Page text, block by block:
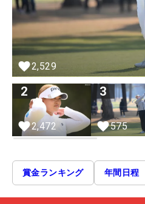
2,529
2
2,472
3
575
賞金ランキング 年間日程